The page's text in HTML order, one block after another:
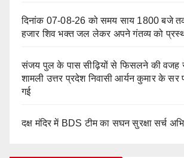
दिनांक 07-08-26 को समय साय 1800 बजे
हजार शिव भक्त जल लेकर अपने गंतव्य को
संजय पुल के पास सीढ़ियों से फिसलने की वजह
शामली उत्तर प्रदेश निवासी आर्यन कुमार के सर
गई
दक्ष मंदिर में BDS टीम का सघन सुरक्षा सर्च